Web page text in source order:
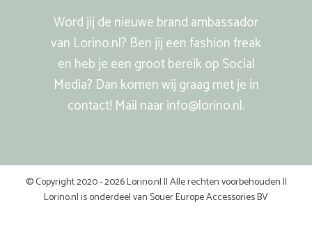
Word jij de nieuwe brand ambassador
van Lorino.nl? Ben jij een fashion freak
en heb je een groot bereik op Social
Media? Dan komen wij graag met je in
contact! Mail naar info@lorino.nl.
© Copyright 2020 - 2026 Lorino.nl || Alle rechten voorbehouden ||
Lorino.nl is onderdeel van Souer Europe Accessories BV